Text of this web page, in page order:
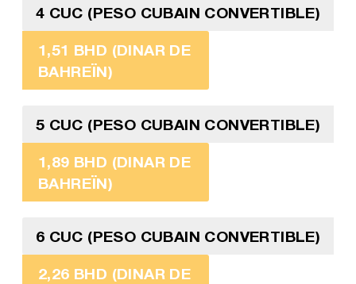
4 CUC (PESO CUBAIN CONVERTIBLE)
1,51 BHD (DINAR DE
BAHREÏN)
5 CUC (PESO CUBAIN CONVERTIBLE)
1,89 BHD (DINAR DE
BAHREÏN)
6 CUC (PESO CUBAIN CONVERTIBLE)
2,26 BHD (DINAR DE